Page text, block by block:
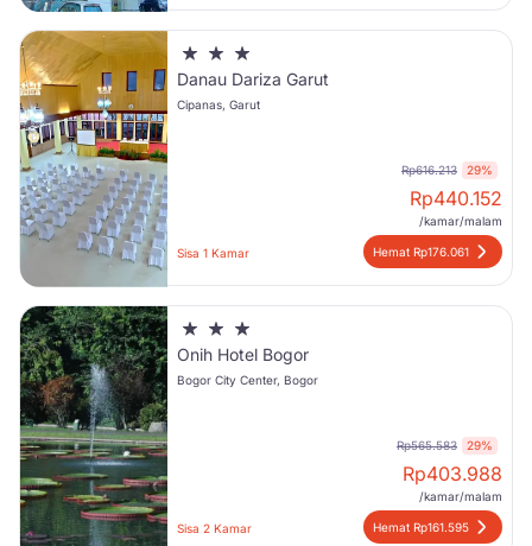
Danau Dariza Garut
Cipanas, Garut
Rp616.213 29%
Rp440.152
/kamar/malam
Sisa 1 Kamar Hemat Rp176.061
Onih Hotel Bogor
Bogor City Center, Bogor
Rp565.583 29%
Rp403.988
/kamar/malam
Sisa 2 Kamar Hemat Rp161.595